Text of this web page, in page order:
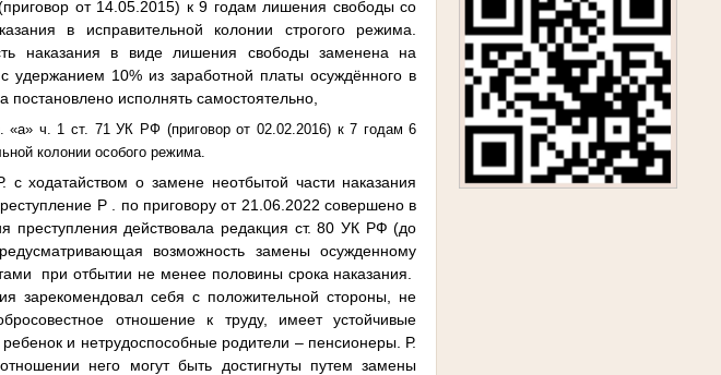
от 14.05.2015) к 9 годам лишения свободы со
в исправительной колонии строгого режима.
наказания в виде лишения свободы заменена на
10% из заработной платы осуждённого в
исполнять самостоятельно,
ч. 1 ст. 71 УК РФ (приговор от 02.02.2016) к 7 годам 6
колонии особого режима.
с ходатайствомо замене неотбытой части наказания
Р . по приговору от 21.06.2022 совершено в
действовала редакция ст. 80 УК РФ (до
возможность замены осужденному
при отбытии не менее половины срока наказания.
зарекомендовал себя с положительной стороны, не
отношение к труду, имеет устойчивые
и нетрудоспособные родители – пенсионеры. Р.
него могут быть достигнуты путем замены